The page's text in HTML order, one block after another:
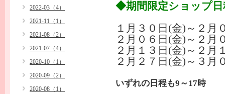
◆期間限定ショップ
１月３０日(金)～２月
２月０６日(金)～２月
２月１３日(金)～２月
２月２７日(金)～３月
いずれの日程も9～17時
2022-03（4）
2021-11（1）
2021-08（2）
2021-07（4）
2020-10（1）
2020-09（2）
2020-08（1）